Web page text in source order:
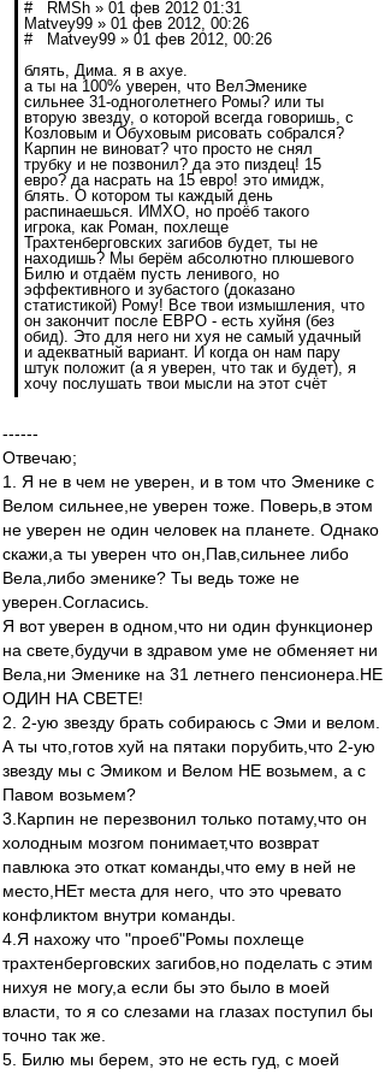
# RMSh » 01 фев 2012 01:31
Matvey99 » 01 фев 2012, 00:26
# Matvey99 » 01 фев 2012, 00:26
блять, Дима. я в ахуе.
а ты на 100% уверен, что ВелЭменике
сильнее 31-одноголетнего Ромы? или ты
вторую звезду, о которой всегда говоришь, с
Козловым и Обуховым рисовать собрался?
Карпин не виноват? что просто не снял
трубку и не позвонил? да это пиздец! 15
евро? да насрать на 15 евро! это имидж,
блять. О котором ты каждый день
распинаешься. ИМХО, но проёб такого
игрока, как Роман, похлеще
Трахтенберговских загибов будет, ты не
находишь? Мы берём абсолютно плюшевого
Билю и отдаём пусть ленивого, но
эффективного и зубастого (доказано
статистикой) Рому! Все твои измышления, что
он закончит после ЕВРО - есть хуйня (без
обид). Это для него ни хуя не самый удачный
и адекватный вариант. И когда он нам пару
штук положит (а я уверен, что так и будет), я
хочу послушать твои мысли на этот счёт
------
Отвечаю;
1. Я не в чем не уверен, и в том что Эменике с
Велом сильнее,не уверен тоже. Поверь,в этом
не уверен не один человек на планете. Однако
скажи,а ты уверен что он,Пав,сильнее либо
Вела,либо эменике? Ты ведь тоже не
уверен.Согласись.
Я вот уверен в одном,что ни один функционер
на свете,будучи в здравом уме не обменяет ни
Вела,ни Эменике на 31 летнего пенсионера.НЕ
ОДИН НА СВЕТЕ!
2. 2-ую звезду брать собираюсь с Эми и велом.
А ты что,готов хуй на пятаки порубить,что 2-ую
звезду мы с Эмиком и Велом НЕ возьмем, а с
Павом возьмем?
3.Карпин не перезвонил только потаму,что он
холодным мозгом понимает,что возврат
павлюка это откат команды,что ему в ней не
место,НЕт места для него, что это чревато
конфликтом внутри команды.
4.Я нахожу что "проеб"Ромы похлеще
трахтенберговских загибов,но поделать с этим
нихуя не могу,а если бы это было в моей
власти, то я со слезами на глазах поступил бы
точно так же.
5. Билю мы берем, это не есть гуд, с моей